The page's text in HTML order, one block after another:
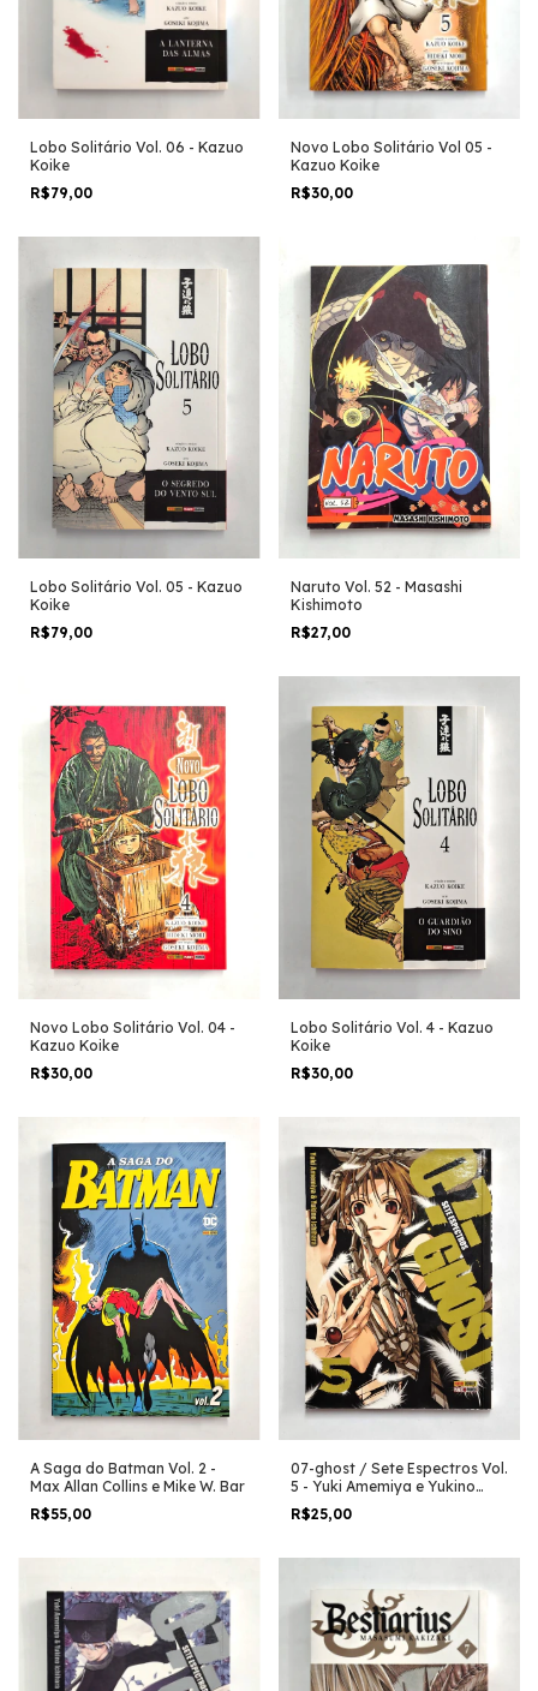
Lobo Solitário Vol. 06 - Kazuo
Koike
R$79,00
Novo Lobo Solitário Vol 05 -
Kazuo Koike
R$30,00
Lobo Solitário Vol. 05 - Kazuo
Koike
R$79,00
Naruto Vol. 52 - Masashi
Kishimoto
R$27,00
Novo Lobo Solitário Vol. 04 -
Kazuo Koike
R$30,00
Lobo Solitário Vol. 4 - Kazuo
Koike
R$30,00
A Saga do Batman Vol. 2 -
Max Allan Collins e Mike W. Bar
R$55,00
07-ghost / Sete Espectros Vol.
5 - Yuki Amemiya e Yukino
Ichihara
R$25,00